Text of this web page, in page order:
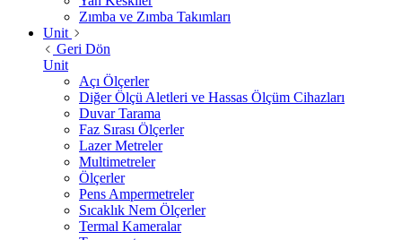
Zımba ve Zımba Takımları
Unit
Geri Dön
Unit
Açı Ölçerler
Diğer Ölçü Aletleri ve Hassas Ölçüm Cihazları
Duvar Tarama
Faz Sırası Ölçerler
Lazer Metreler
Multimetreler
Ölçerler
Pens Ampermetreler
Sıcaklık Nem Ölçerler
Termal Kameralar